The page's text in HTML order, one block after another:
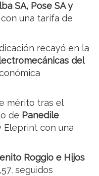
SA, Pose SA y
una tarifa de
recayó en la
del
mérito tras el
de Panedile
Eleprint con una
Roggio e Hijos
seguidos